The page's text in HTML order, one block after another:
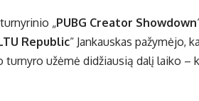
„PUBG Creator Showdown
Republic“ Jankauskas pažymėjo,
turnyro užėmė didžiausią dalį laiko